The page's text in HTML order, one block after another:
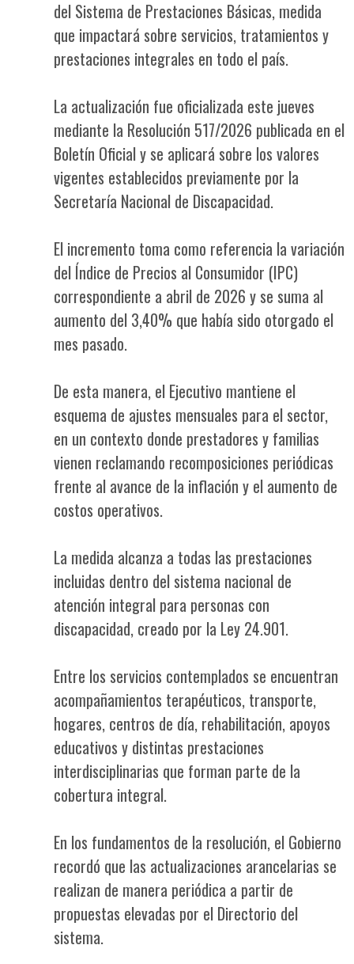
del Sistema de Prestaciones Básicas, medida
que impactará sobre servicios, tratamientos y
prestaciones integrales en todo el país.
La actualización fue oficializada este jueves
mediante la Resolución 517/2026 publicada en el
Boletín Oficial y se aplicará sobre los valores
vigentes establecidos previamente por la
Secretaría Nacional de Discapacidad.
El incremento toma como referencia la variación
del Índice de Precios al Consumidor (IPC)
correspondiente a abril de 2026 y se suma al
aumento del 3,40% que había sido otorgado el
mes pasado.
De esta manera, el Ejecutivo mantiene el
esquema de ajustes mensuales para el sector,
en un contexto donde prestadores y familias
vienen reclamando recomposiciones periódicas
frente al avance de la inflación y el aumento de
costos operativos.
La medida alcanza a todas las prestaciones
incluidas dentro del sistema nacional de
atención integral para personas con
discapacidad, creado por la Ley 24.901.
Entre los servicios contemplados se encuentran
acompañamientos terapéuticos, transporte,
hogares, centros de día, rehabilitación, apoyos
educativos y distintas prestaciones
interdisciplinarias que forman parte de la
cobertura integral.
En los fundamentos de la resolución, el Gobierno
recordó que las actualizaciones arancelarias se
realizan de manera periódica a partir de
propuestas elevadas por el Directorio del
sistema.